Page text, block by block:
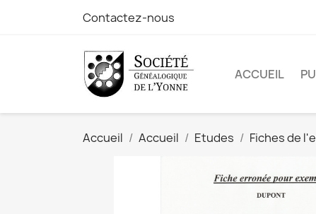
Contactez-nous
ACCUEIL
Accueil Accueil Etudes Fiches de